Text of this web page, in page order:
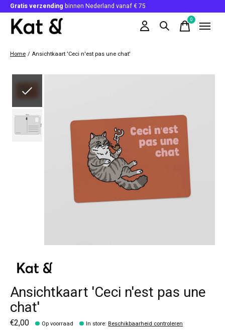
Gratis verzending binnen Nederland vanaf € 75
0items
Home / Ansichtkaart 'Ceci n'est pas une chat'
Ansichtkaart 'Ceci n'est pas une
chat'
€2,00 Op voorraad In store:Beschikbaarheid controleren